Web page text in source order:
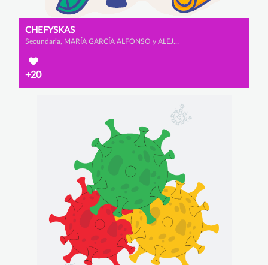
CHEFYSKAS
Secundaria, MARÍA GARCÍA ALFONSO y ALEJANDRA ZURDO GUTIÉRREZ
+20